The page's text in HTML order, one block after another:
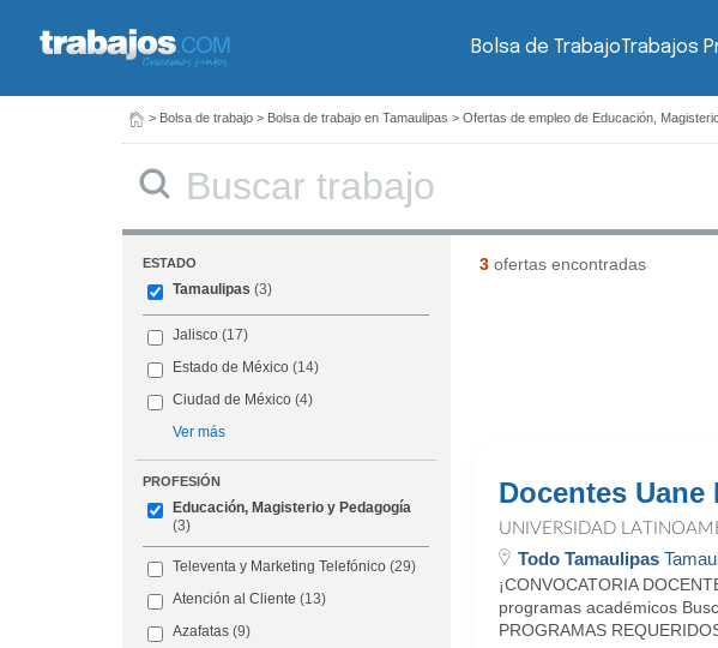
Bolsa de TrabajoTrabajos
> Bolsa de trabajo > Bolsa de trabajo en Tamaulipas > Ofertas de empleo de Educación,
ESTADO
Tamaulipas (3)
Jalisco (17)
Estado de México (14)
Ciudad de México (4)
Ver más
PROFESIÓN
Educación, Magisterio y Pedagogía
(3)
Televenta y Marketing Telefónico (29)
Atención al Cliente (13)
Azafatas (9)
3ofertas encontradas
Docentes Uane
UNIVERSIDAD
Todo Tamaulipas
¡CONVOCATORIA
programas académicos
PROGRAMAS